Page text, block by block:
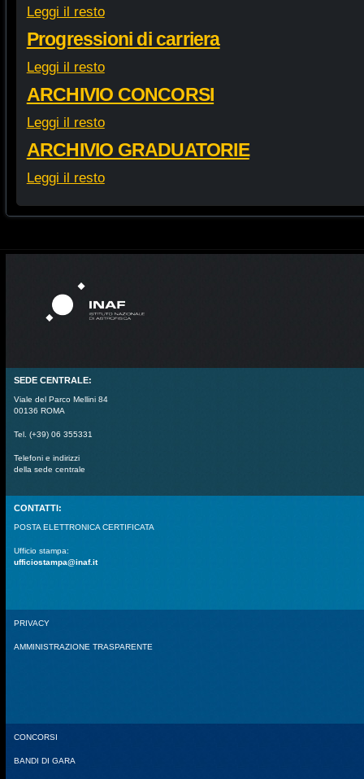
Leggi il resto
Progressioni di carriera
Leggi il resto
ARCHIVIO CONCORSI
Leggi il resto
ARCHIVIO GRADUATORIE
Leggi il resto
SEDE CENTRALE:
Viale del Parco Mellini 84
00136 ROMA
Tel. (+39) 06 355331
Telefoni e indirizzi
della sede centrale
CONTATTI:
POSTA ELETTRONICA CERTIFICATA
Ufficio stampa:
ufficiostampa@inaf.it
PRIVACY
AMMINISTRAZIONE TRASPARENTE
CONCORSI
BANDI DI GARA